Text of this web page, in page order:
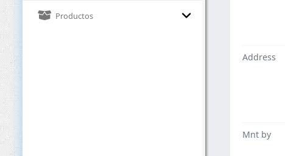
Productos
Address
Mnt by